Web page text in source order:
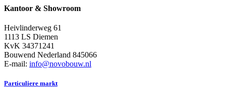
Kantoor & Showroom
Heivlinderweg 61
1113 LS Diemen
KvK 34371241
Bouwend Nederland 845066
E-mail: info@novobouw.nl
Particuliere markt